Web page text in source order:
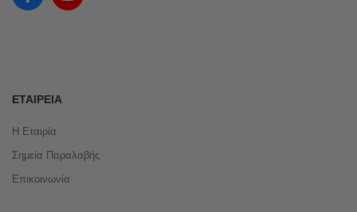
ΕΤΑΙΡΕΊΑ
Η Εταιρία
Σημεία Παραλαβής
Επικοινωνία